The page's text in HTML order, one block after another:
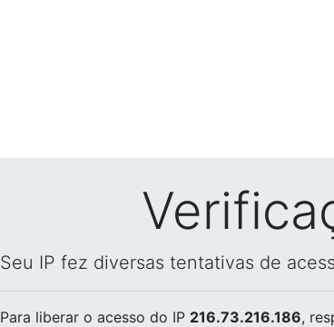
Seu IP fez diversas tentativas de
Para liberar o acesso do IP 216.73.216.186,